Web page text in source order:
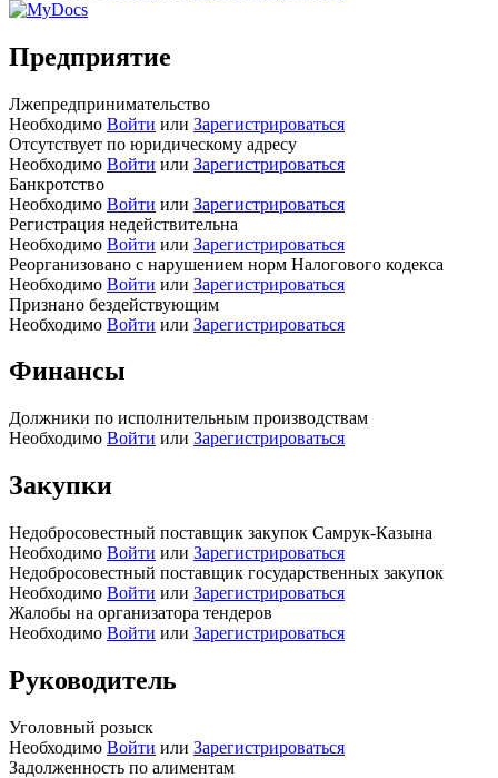
Предприятие
Лжепредпринимательство
Необходимо Войти или Зарегистрироваться
Отсутствует по юридическому адресу
Необходимо Войти или Зарегистрироваться
Банкротство
Необходимо Войти или Зарегистрироваться
Регистрация недействительна
Необходимо Войти или Зарегистрироваться
Реорганизовано с нарушением норм Налогового кодекса
Необходимо Войти или Зарегистрироваться
Признано бездействующим
Необходимо Войти или Зарегистрироваться
Финансы
Должники по исполнительным производствам
Необходимо Войти или Зарегистрироваться
Закупки
Недобросовестный поставщик закупок Самрук-Казына
Необходимо Войти или Зарегистрироваться
Недобросовестный поставщик государственных закупок
Необходимо Войти или Зарегистрироваться
Жалобы на организатора тендеров
Необходимо Войти или Зарегистрироваться
Руководитель
Уголовный розыск
Необходимо Войти или Зарегистрироваться
Задолженность по алиментам